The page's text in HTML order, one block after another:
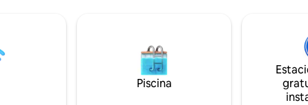
Piscina